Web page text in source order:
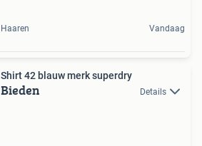
Haaren Vandaag
Shirt 42 blauw merk superdry
Bieden Details